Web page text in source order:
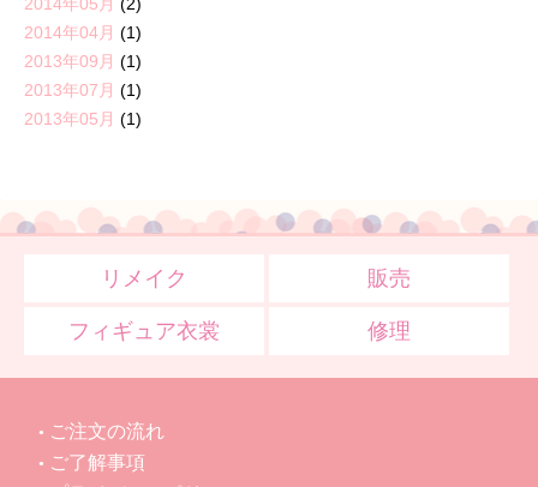
2014年04月 (1)
2013年09月 (1)
2013年07月 (1)
2013年05月 (1)
リメイク 販売
フィギュア衣裳 修理
ご注文の流れ
ご了解事項